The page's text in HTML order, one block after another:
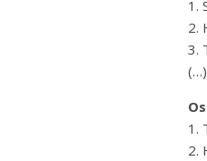
1.
2.
3.
(…)
1.
2.